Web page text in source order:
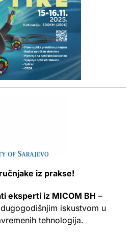
iz prakse!
eksperti iz MICOM BH –
iskustvom u
tehnologija.